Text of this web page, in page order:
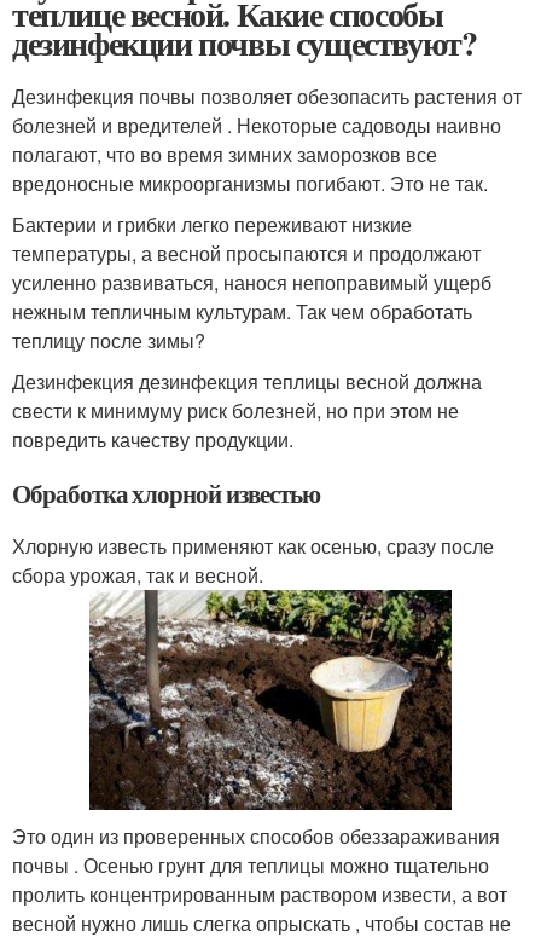
теплице весной. Какие способы
дезинфекции почвы существуют?
Дезинфекция почвы позволяет обезопасить растения от
болезней и вредителей . Некоторые садоводы наивно
полагают, что во время зимних заморозков все
вредоносные микроорганизмы погибают. Это не так.
Бактерии и грибки легко переживают низкие
температуры, а весной просыпаются и продолжают
усиленно развиваться, нанося непоправимый ущерб
нежным тепличным культурам. Так чем обработать
теплицу после зимы?
Дезинфекция дезинфекция теплицы весной должна
свести к минимуму риск болезней, но при этом не
повредить качеству продукции.
Обработка хлорной известью
Хлорную известь применяют как осенью, сразу после
сбора урожая, так и весной.
Это один из проверенных способов обеззараживания
почвы . Осенью грунт для теплицы можно тщательно
пролить концентрированным раствором извести, а вот
весной нужно лишь слегка опрыскать , чтобы состав не